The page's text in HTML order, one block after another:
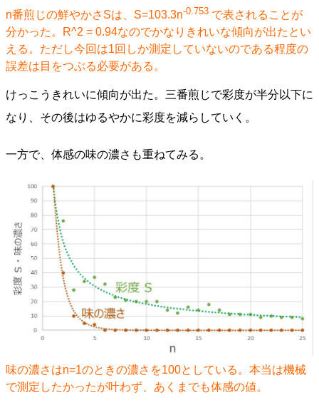
n番煎じの鮮やかさSは、S=103.3n-0.753 で表されることが
分かった。R^2 = 0.94なのでかなりきれいな傾向が出たとい
える。ただし今回は1回しか測定していないのである程度の
誤差は目をつぶる必要がある。
けっこうきれいに傾向が出た。三番煎じで彩度が半分以下に
なり、その後はゆるやかに彩度を減らしていく。
一方で、体感の味の濃さも重ねてみる。
味の濃さはn=1のときの濃さを100としている。本当は機械
で測定したかったが叶わず、あくまでも体感の値。